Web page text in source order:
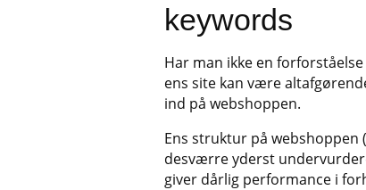
keywords
Har man ikke en
ens site kan være
ind på webshoppen.
Ens struktur på
desværre yderst
giver dårlig performance i